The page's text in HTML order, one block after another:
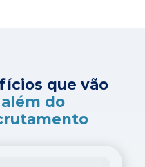
que vão
além do